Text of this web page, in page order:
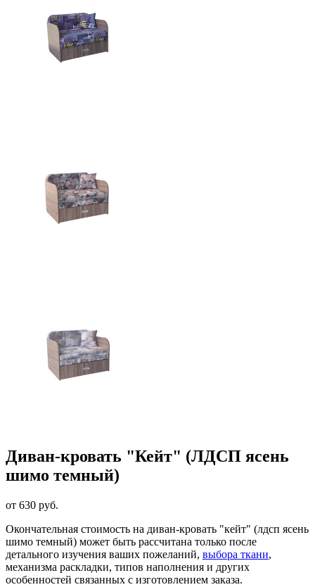
Диван-кровать "Кейт" (ЛДСП ясень
шимо темный)
от 630 руб.
Окончательная стоимость на диван-кровать "кейт" (лдсп ясень
шимо темный) может быть рассчитана только после
детального изучения ваших пожеланий, выбора ткани,
механизма раскладки, типов наполнения и других
особенностей связанных с изготовлением заказа.